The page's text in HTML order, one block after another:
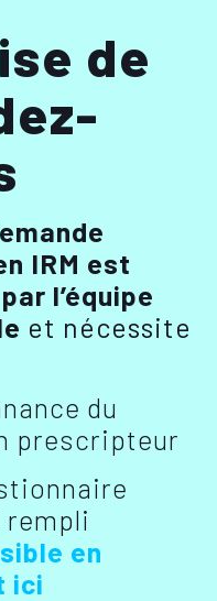
de
IRM est
l’équipe
et nécessite
du
prescripteur
rempli
en
ici